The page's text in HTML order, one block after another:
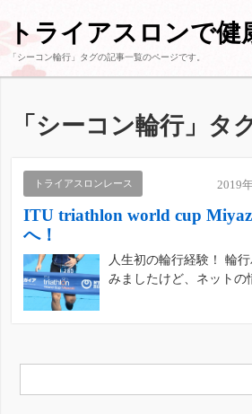
トライアスロンで健
「シーコン輪行」タグの記事一覧のページです。
「 シーコン輪行」タ
トライアスロンレース 2019
ITU triathlon world cup
へ！
人生初の輪行経験！ 輪
みましたけど、ネットの
「Scicon Aero Comfort